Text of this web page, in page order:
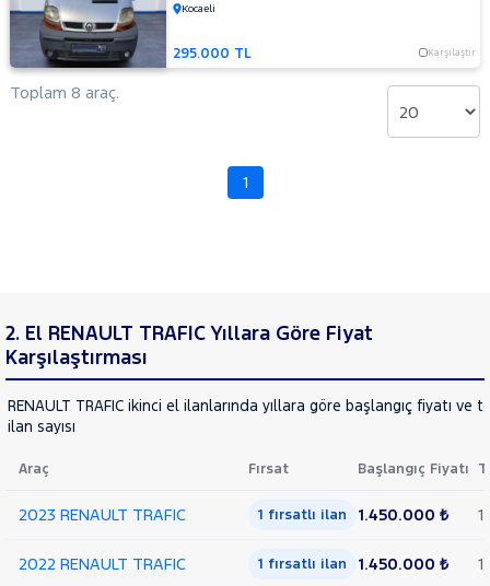
FLUENCE
KADJAR
KANGOO
KANGOO
TRAFIC
1.6 DCI
GRAND
CONFORT
CONFORT
BAZ 5M3
GRAND
Kocaeli
295.000 TL Karşılaştır
Toplam 8 araç.
1
2. El RENAULT TRAFIC Yıllara Göre Fiyat
Karşılaştırması
RENAULT TRAFIC ikinci el ilanlarında yıllara göre başlangıç fiyatı ve
ilan sayısı
Araç Fırsat Başlangıç Fiyatı
2023 RENAULT TRAFIC 1 fırsatlı ilan 1.450.000 ₺ 1
2022 RENAULT TRAFIC 1 fırsatlı ilan 1.450.000 ₺ 1